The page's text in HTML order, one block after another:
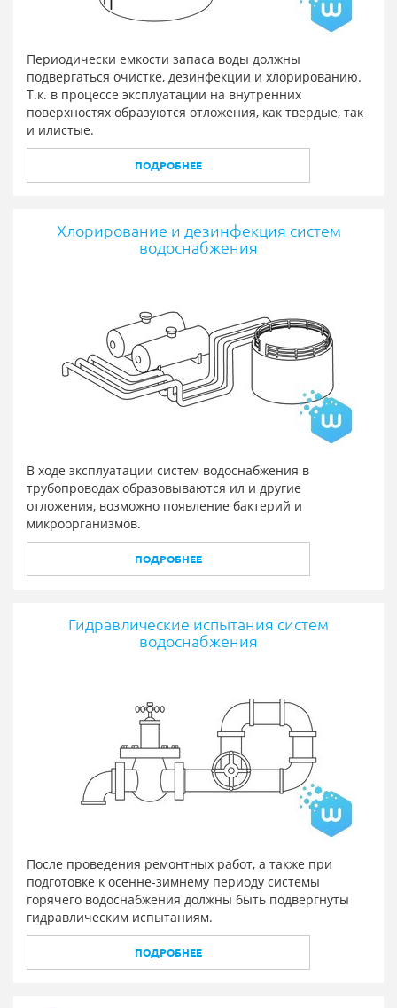
Периодически емкости запаса воды должны
подвергаться очистке, дезинфекции и хлорированию.
Т.к. в процессе эксплуатации на внутренних
поверхностях образуются отложения, как твердые, так
и илистые.
ПОДРОБНЕЕ
Хлорирование и дезинфекция систем
водоснабжения
В ходе эксплуатации систем водоснабжения в
трубопроводах образовываются ил и другие
отложения, возможно появление бактерий и
микроорганизмов.
ПОДРОБНЕЕ
Гидравлические испытания систем
водоснабжения
После проведения ремонтных работ, а также при
подготовке к осенне-зимнему периоду системы
горячего водоснабжения должны быть подвергнуты
гидравлическим испытаниям.
ПОДРОБНЕЕ